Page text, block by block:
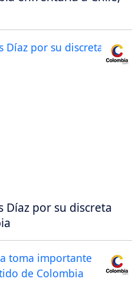
Díaz por su discreta